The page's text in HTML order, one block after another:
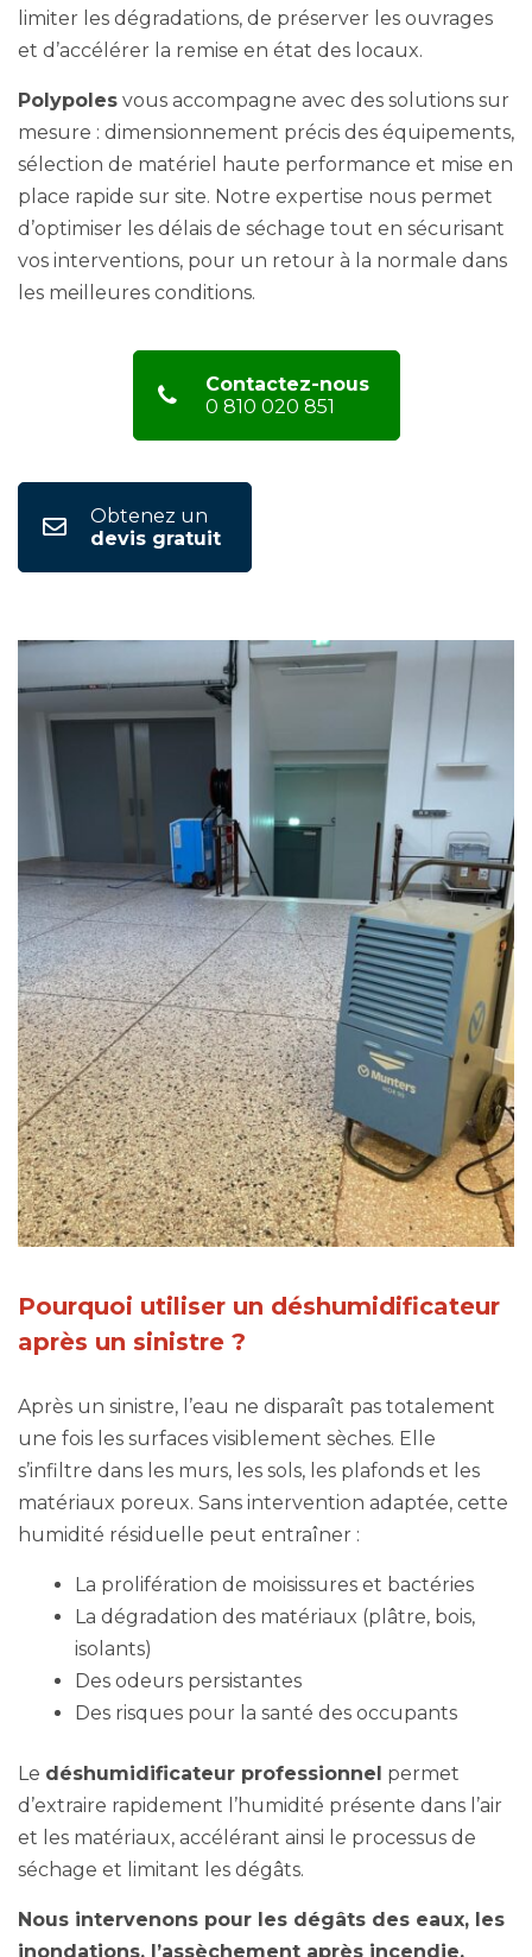
limiter les dégradations, de préserver les ouvrages
et d’accélérer la remise en état des locaux.
Polypoles vous accompagne avec des solutions sur
mesure : dimensionnement précis des équipements,
sélection de matériel haute performance et mise en
place rapide sur site. Notre expertise nous permet
d’optimiser les délais de séchage tout en sécurisant
vos interventions, pour un retour à la normale dans
les meilleures conditions.
Contactez-nous
0 810 020 851
Obtenez un
devis gratuit
Pourquoi utiliser un déshumidificateur
après un sinistre ?
Après un sinistre, l’eau ne disparaît pas totalement
une fois les surfaces visiblement sèches. Elle
s’infiltre dans les murs, les sols, les plafonds et les
matériaux poreux. Sans intervention adaptée, cette
humidité résiduelle peut entraîner :
La prolifération de moisissures et bactéries
La dégradation des matériaux (plâtre, bois,
isolants)
Des odeurs persistantes
Des risques pour la santé des occupants
Le déshumidificateur professionnel permet
d’extraire rapidement l’humidité présente dans l’air
et les matériaux, accélérant ainsi le processus de
séchage et limitant les dégâts.
Nous intervenons pour les dégâts des eaux, les
inondations, l’assèchement après incendie,